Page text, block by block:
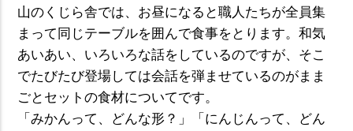
山のくじら舎では、お昼になると職人たちが全員集
まって同じテーブルを囲んで食事をとります。和気
あいあい、いろいろな話をしているのですが、そこ
でたびたび登場しては会話を弾ませているのがまま
ごとセットの食材についてです。
「みかんって、どんな形？」「にんじんって、どん